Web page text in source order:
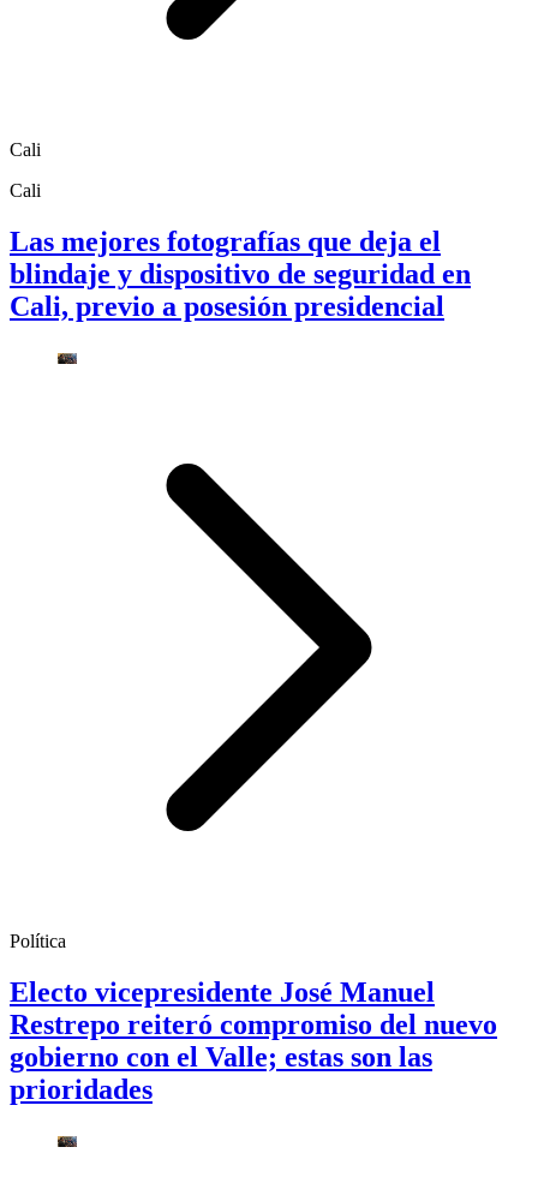
Cali
Cali
Las mejores fotografías que deja el
blindaje y dispositivo de seguridad en
Cali, previo a posesión presidencial
Política
Electo vicepresidente José Manuel
Restrepo reiteró compromiso del nuevo
gobierno con el Valle; estas son las
prioridades